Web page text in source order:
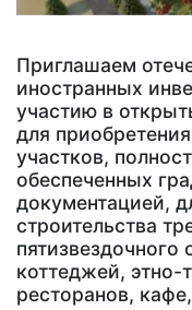
Приглашаем
иностранных
участию в
для
участков,
обеспеченных
документацией,
строительства
пятизвездочного
коттеджей, этно-
ресторанов,